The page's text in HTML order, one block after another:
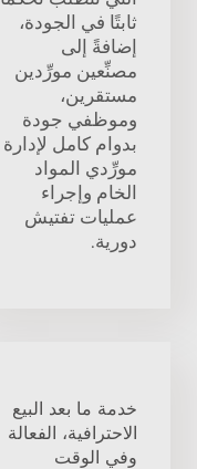
ثابتًا في الجودة،
إضافةً إلى
مصنِّعين مورِّدين
مستقرين،
وموظفي جودة
بدوام كامل لإدارة
مورِّدي المواد
الخام وإجراء
عمليات تفتيش
دورية.
خدمة ما بعد البيع
الاحترافية، الفعالة
وفي الوقت